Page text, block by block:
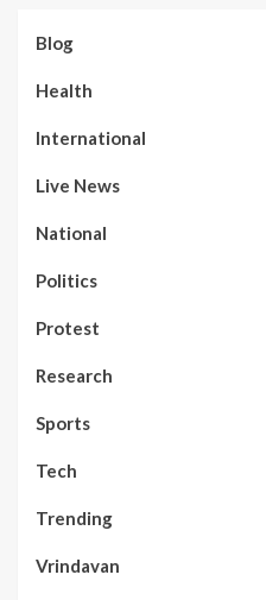
Blog
Health
International
Live News
National
Politics
Protest
Research
Sports
Tech
Trending
Vrindavan